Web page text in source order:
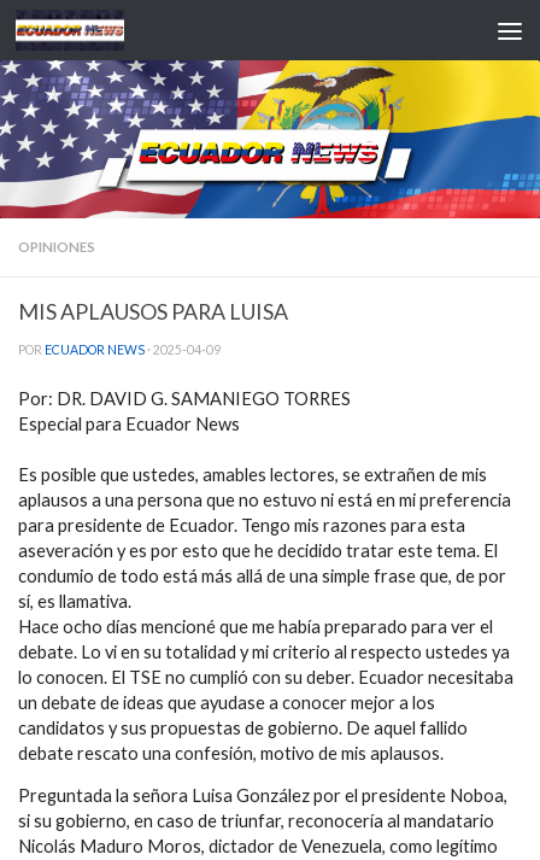
Saltar al contenido
OPINIONES
MIS APLAUSOS PARA LUISA
POR ECUADOR NEWS · 2025-04-09
Por: DR. DAVID G. SAMANIEGO TORRES
Especial para Ecuador News
Es posible que ustedes, amables lectores, se extrañen de mis
aplausos a una persona que no estuvo ni está en mi preferencia
para presidente de Ecuador. Tengo mis razones para esta
aseveración y es por esto que he decidido tratar este tema. El
condumio de todo está más allá de una simple frase que, de por
sí, es llamativa.
Hace ocho días mencioné que me había preparado para ver el
debate. Lo vi en su totalidad y mi criterio al respecto ustedes ya
lo conocen. El TSE no cumplió con su deber. Ecuador necesitaba
un debate de ideas que ayudase a conocer mejor a los
candidatos y sus propuestas de gobierno. De aquel fallido
debate rescato una confesión, motivo de mis aplausos.
Preguntada la señora Luisa González por el presidente Noboa,
si su gobierno, en caso de triunfar, reconocería al mandatario
Nicolás Maduro Moros, dictador de Venezuela, como legítimo